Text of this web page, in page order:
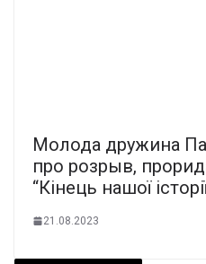
Молода дружина
про розрыв,
“Кінець нашої
21.08.2023